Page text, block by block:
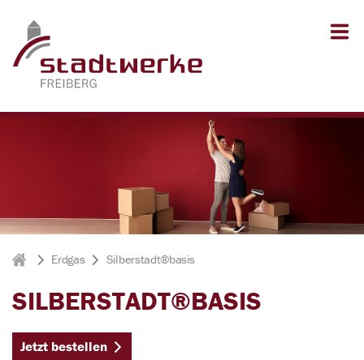
Stadtwerke Freiberg
Erdgas Silberstadt®basis
SILBERSTADT®BASIS
Jetzt bestellen